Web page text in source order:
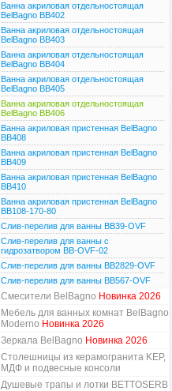
Ванна акриловая отдельностоящая
BelBagno BB402
Ванна акриловая отдельностоящая
BelBagno BB403
Ванна акриловая отдельностоящая
BelBagno BB404
Ванна акриловая отдельностоящая
BelBagno BB405
Ванна акриловая отдельностоящая
BelBagno BB406
Ванна акриловая пристенная BelBagno
BB408
Ванна акриловая пристенная BelBagno
BB409
Ванна акриловая пристенная BelBagno
BB410
Ванна акриловая пристенная BelBagno
BB108-170-80
Слив-перелив для ванны BB39-OVF
Слив-перелив для ванны с
гидрозатвором BB-OVF-02
Слив-перелив для ванны BB2829-OVF
Слив-перелив для ванны BB567-OVF
Смесители BelBagno Новинка 2026
Мебель для ванных комнат BelBagno
Moderno Новинка 2026
Зеркала BelBagno Новинка 2026
Столешницы из керамогранита KEP,
МДФ и подвесные консоли
Душевые трапы и лотки BETTOSERB